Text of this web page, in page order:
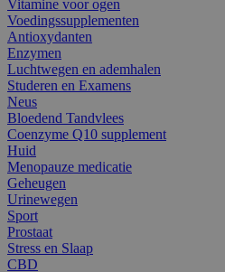
Vitamine voor ogen
Voedingssupplementen
Antioxydanten
Enzymen
Luchtwegen en ademhalen
Studeren en Examens
Neus
Bloedend Tandvlees
Coenzyme Q10 supplement
Huid
Menopauze medicatie
Geheugen
Urinewegen
Sport
Prostaat
Stress en Slaap
CBD